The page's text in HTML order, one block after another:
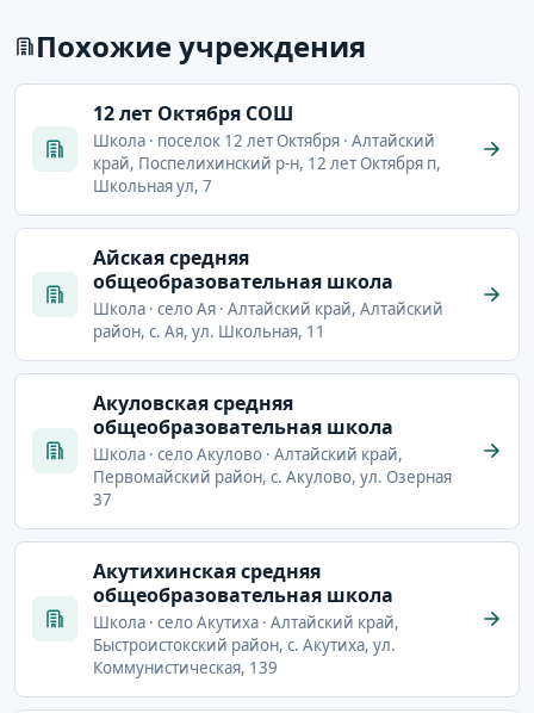
Похожие учреждения
12 лет Октября СОШ
Школа · поселок 12 лет Октября · Алтайский
край, Поспелихинский р-н, 12 лет Октября п,
Школьная ул, 7
Айская средняя
общеобразовательная школа
Школа · село Ая · Алтайский край, Алтайский
район, с. Ая, ул. Школьная, 11
Акуловская средняя
общеобразовательная школа
Школа · село Акулово · Алтайский край,
Первомайский район, с. Акулово, ул. Озерная
37
Акутихинская средняя
общеобразовательная школа
Школа · село Акутиха · Алтайский край,
Быстроистокский район, с. Акутиха, ул.
Коммунистическая, 139